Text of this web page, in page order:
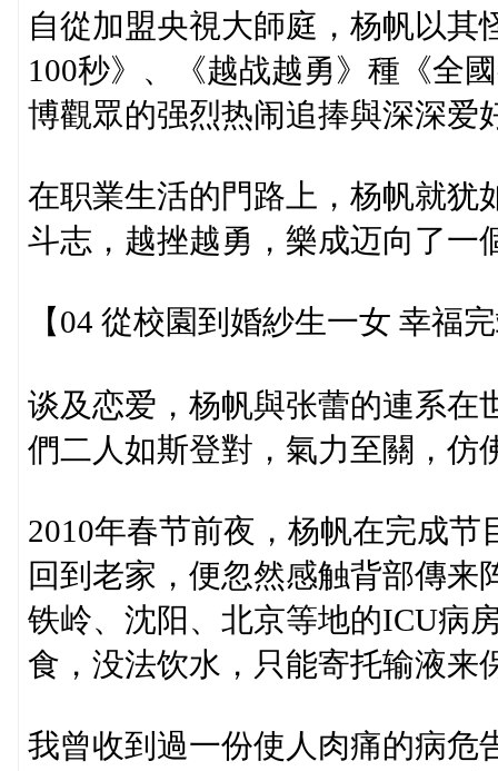
自從加盟央視大師庭，杨帆以
100秒》、《越战越勇》種《全
博觀眾的强烈热闹追捧與深深爱
在职業生活的門路上，杨帆就犹
斗志，越挫越勇，樂成迈向了一
【04 從校園到婚紗生一女 幸福
谈及恋爱，杨帆與张蕾的連系在
們二人如斯登對，氣力至關，仿
2010年春节前夜，杨帆在完成
回到老家，便忽然感触背部傳
铁岭、沈阳、北京等地的ICU病
食，没法饮水，只能寄托输液来
我曾收到過一份使人肉痛的病危